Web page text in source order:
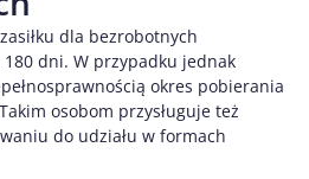
dla bezrobotnych
180 dni. W przypadku jednak
okres pobierania
osobom przysługuje też
do udziału w formach